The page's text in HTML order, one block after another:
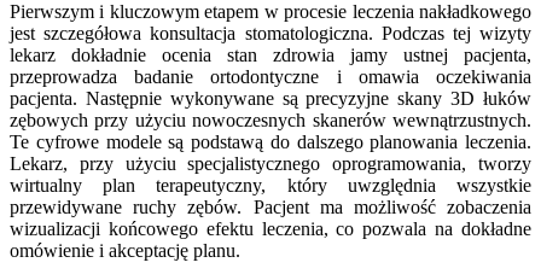
Pierwszym i kluczowym etapem w procesie leczenia nakładkowego
jest szczegółowa konsultacja stomatologiczna. Podczas tej wizyty
lekarz dokładnie ocenia stan zdrowia jamy ustnej pacjenta,
przeprowadza badanie ortodontyczne i omawia oczekiwania
pacjenta. Następnie wykonywane są precyzyjne skany 3D łuków
zębowych przy użyciu nowoczesnych skanerów wewnątrzustnych.
Te cyfrowe modele są podstawą do dalszego planowania leczenia.
Lekarz, przy użyciu specjalistycznego oprogramowania, tworzy
wirtualny plan terapeutyczny, który uwzględnia wszystkie
przewidywane ruchy zębów. Pacjent ma możliwość zobaczenia
wizualizacji końcowego efektu leczenia, co pozwala na dokładne
omówienie i akceptację planu.